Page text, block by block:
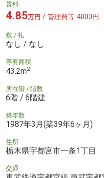
賃料
4.85万円 / 管理費等 4000円
敷 / 礼
なし / なし
専有面積
43.2m2
所在階 / 階数
6階 / 6階建
築年数
1987年3月(築39年6ヶ月)
住所
栃木県宇都宮市一条1丁目
交通